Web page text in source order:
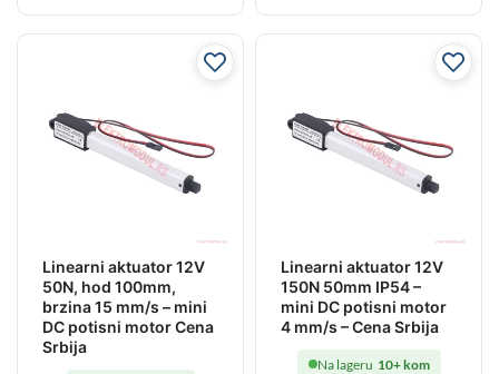
Linearni aktuator 12V
50N, hod 100mm,
brzina 15 mm/s – mini
DC potisni motor Cena
Srbija
Linearni aktuator 12V
150N 50mm IP54 –
mini DC potisni motor
4 mm/s – Cena Srbija
Na lageru 10+ kom